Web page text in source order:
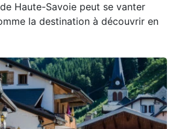
Haute-Savoie peut se vanter
la destination à découvrir en